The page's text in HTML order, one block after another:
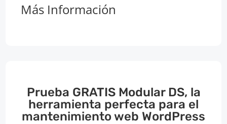
Más Información
Prueba GRATIS Modular DS, la
herramienta perfecta para el
mantenimiento web WordPress